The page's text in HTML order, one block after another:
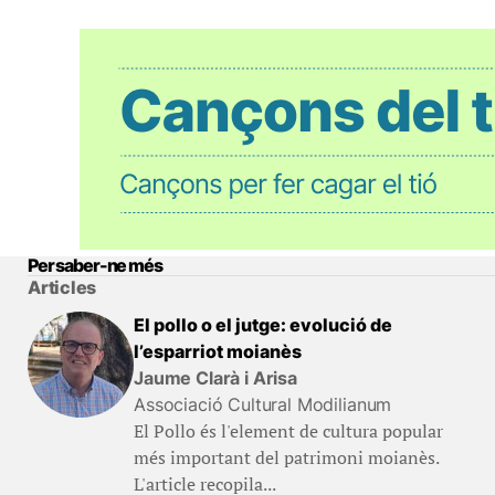
Per saber-ne més
Articles
El pollo o el jutge: evolució de
l’esparriot moianès
Jaume Clarà i Arisa
Associació Cultural Modilianum
El Pollo és l'element de cultura popular
més important del patrimoni moianès.
L'article recopila...